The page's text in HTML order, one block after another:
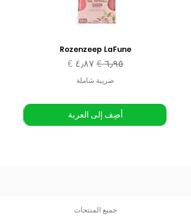
Rozenzeep LaFune
سعر عادي‏٦٫٩٥ € سعر البيع
ضريبة شاملة
أضِف إلى العربة
جميع المنتجات